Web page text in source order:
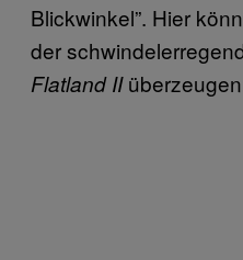
Blickwinkel”. Hier
der
Flatland II